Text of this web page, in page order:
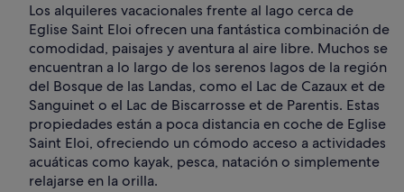
Los alquileres vacacionales frente al lago cerca de
Eglise Saint Eloi ofrecen una fantástica combinación de
comodidad, paisajes y aventura al aire libre. Muchos se
encuentran a lo largo de los serenos lagos de la región
del Bosque de las Landas, como el Lac de Cazaux et de
Sanguinet o el Lac de Biscarrosse et de Parentis. Estas
propiedades están a poca distancia en coche de Eglise
Saint Eloi, ofreciendo un cómodo acceso a actividades
acuáticas como kayak, pesca, natación o simplemente
relajarse en la orilla.